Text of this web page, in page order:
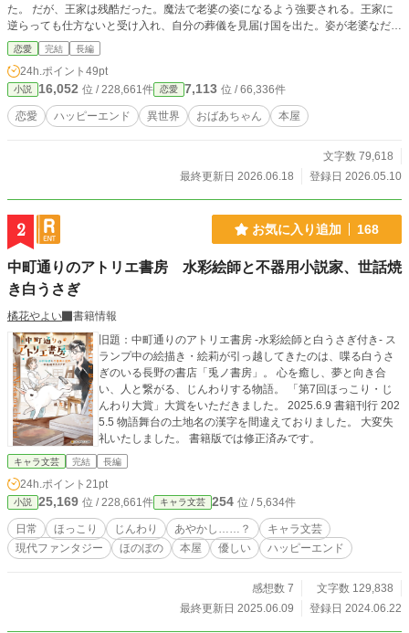
た。 だが、王家は残酷だった。魔法で老婆の姿になるよう強要される。王家に
逆らっても仕方ないと受け入れ、自分の葬儀を見届け国を出た。姿が老婆なだけ
で寿命は残っているのだから楽しくやろうと割り切り、本屋を始めることにし
た。知らないうちに婚約者を奪い取った皇女の兄と親しくなり、おばあちゃんと
孫みたいな関係に。 十七歳のおばあちゃんライフ、開幕！ 今回は予約投稿で不
在がちのため、感想欄はオフにしています。文庫発売をきっかけに創作の感覚が
戻り、完結まで書き上がっていますので安心して読んでいただけたら嬉しいで
す。
恋愛 完結 長編
24h.ポイント 49pt
小説 16,052 位 / 228,661件 恋愛 7,113 位 / 66,336件
恋愛 ハッピーエンド 異世界 おばあちゃん 本屋
文字数 79,618
最終更新日 2026.06.18
登録日 2026.05.10
2 お気に入り追加 168
中町通りのアトリエ書房 水彩絵師と不器用小説家、世話焼
き白うさぎ
橘花やよい
書籍情報
旧題：中町通りのアトリエ書房 -水彩絵師と白うさぎ付き- ス
ランプ中の絵描き・絵莉が引っ越してきたのは、喋る白うさ
ぎのいる長野の書店「兎ノ書房」。 心を癒し、夢と向き合
い、人と繋がる、じんわりする物語。 「第7回ほっこり・じ
んわり大賞」大賞をいただきました。 2025.6.9 書籍刊行 202
5.5 物語舞台の土地名の漢字を間違えておりました。 大変失
礼いたしました。 書籍版では修正済みです。
キャラ文芸 完結 長編
24h.ポイント 21pt
小説 25,169 位 / 228,661件 キャラ文芸 254 位 / 5,634件
日常 ほっこり じんわり あやかし……？
キャラ文芸
現代ファンタジー
ほのぼの 本屋 優しい ハッピーエンド
感想数 7
文字数 129,838
最終更新日 2025.06.09
登録日 2024.06.22